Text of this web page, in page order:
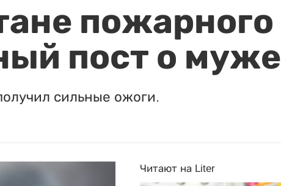
пожарного
пост о муже
сильные ожоги.
Читают на Liter